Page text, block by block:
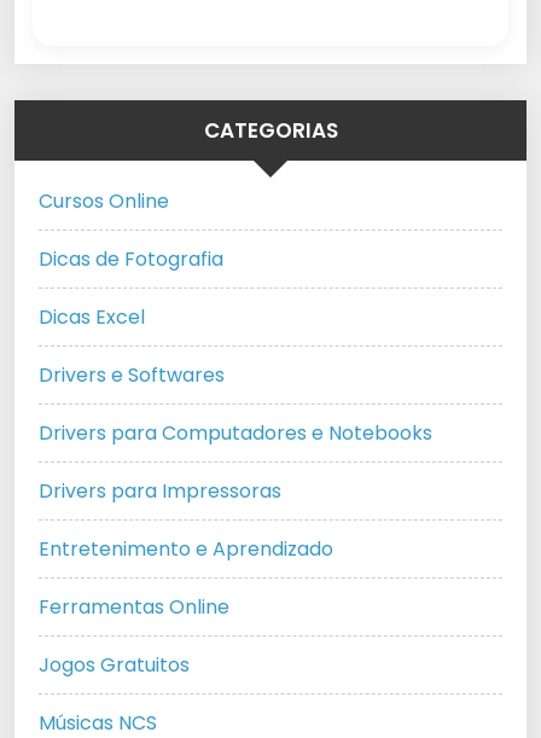
CATEGORIAS
Cursos Online
Dicas de Fotografia
Dicas Excel
Drivers e Softwares
Drivers para Computadores e Notebooks
Drivers para Impressoras
Entretenimento e Aprendizado
Ferramentas Online
Jogos Gratuitos
Músicas NCS